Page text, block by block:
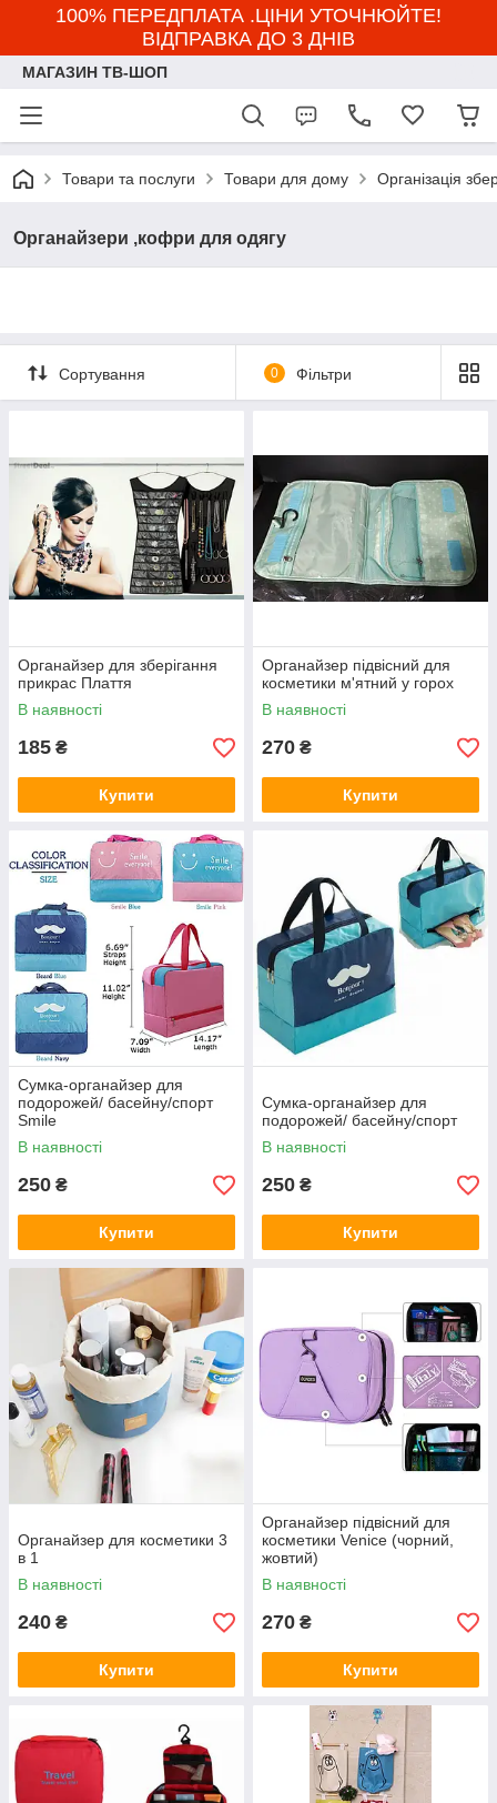
100% ПЕРЕДПЛАТА .ЦІНИ УТОЧНЮЙТЕ!
ВІДПРАВКА ДО 3 ДНІВ
МАГАЗИН ТВ-ШОП
Товари та послуги Товари для дому Організація
Органайзери ,кофри для одягу
Сортування 0 Фільтри
Органайзер для зберігання
прикрас Плаття
В наявності
185 ₴
Купити
Органайзер підвісний для
косметики м'ятний у горох
В наявності
270 ₴
Купити
Сумка-органайзер для
подорожей/ басейну/спорт
Smile
В наявності
250 ₴
Купити
Сумка-органайзер для
подорожей/ басейну/спорт
В наявності
250 ₴
Купити
Органайзер для косметики 3
в 1
В наявності
240 ₴
Купити
Органайзер підвісний для
косметики Venice (чорний,
жовтий)
В наявності
270 ₴
Купити